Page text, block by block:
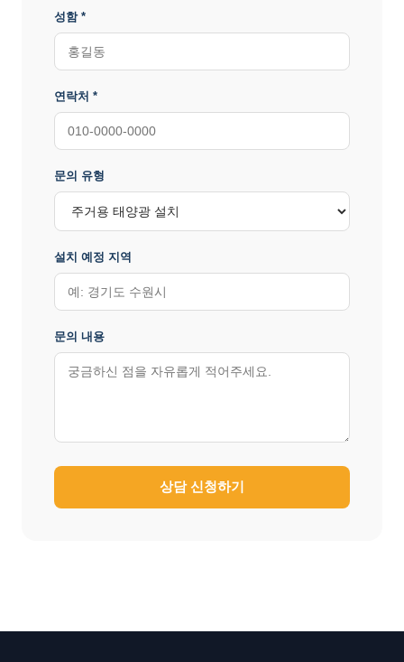
성함 *
연락처 *
문의 유형
설치 예정 지역
문의 내용
상담 신청하기